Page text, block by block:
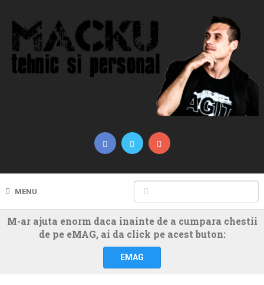
MENU
M-ar ajuta enorm daca inainte de a cumpara chestii
de pe eMAG, ai da click pe acest buton:
EMAG